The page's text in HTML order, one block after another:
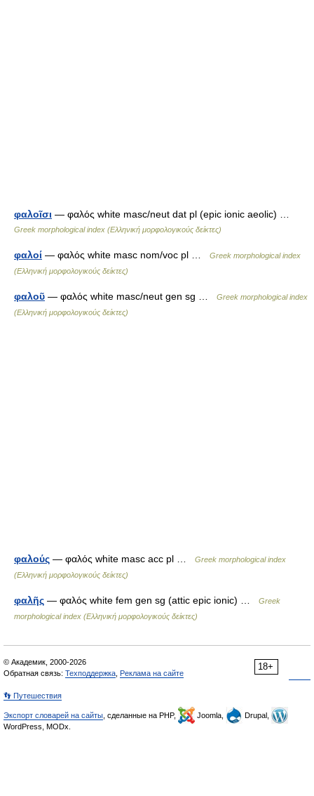
φαλοῖσι — φαλός white masc/neut dat pl (epic ionic aeolic) …
Greek morphological index (Ελληνική μορφολογικούς δείκτες)
φαλοί — φαλός white masc nom/voc pl …
Greek morphological index
(Ελληνική μορφολογικούς δείκτες)
φαλοῦ — φαλός white masc/neut gen sg …
Greek morphological index
(Ελληνική μορφολογικούς δείκτες)
φαλούς — φαλός white masc acc pl …
Greek morphological index
(Ελληνική μορφολογικούς δείκτες)
φαλῆς — φαλός white fem gen sg (attic epic ionic) …
Greek
morphological index (Ελληνική μορφολογικούς δείκτες)
18+
© Академик, 2000-2026
Обратная связь: Техподдержка Реклама на сайте
👣 Путешествия
Экспорт словарей на сайты , сделанные на PHP, Joomla,
Drupal,
WordPress, MODx.